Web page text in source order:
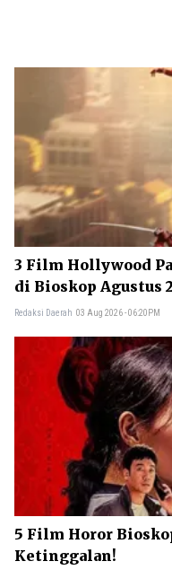
3 Film Hollywood
di Bioskop Agustus
Redaksi Daerah 03 Aug 2026 - 06:20PM
5 Film Horor
Ketinggalan!